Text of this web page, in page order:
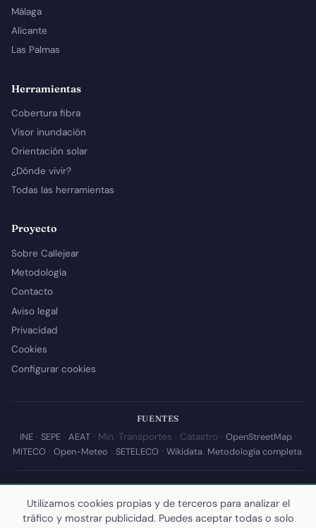
Málaga
Alicante
Las Palmas
Herramientas
Cobertura fibra
Visor inundación
Orientación solar
¿Dónde vivir?
Todas las herramientas
Proyecto
Sobre Callejear
Metodología
Contacto
Aviso legal
Privacidad
Cookies
Configurar cookies
FUENTES
INE· SEPE· AEAT· Min. Transportes · Catastro · OpenStreetMap·
MITECO· Open-Meteo · SETELECO· Wikidata. Metodología completa.
© 2026 Callejear.com — Directorio municipal de España con datos
abiertos. Desarrollado y mantenido porYoel Castaño.
Utilizamos cookies propias y de terceros para analizar el
tráfico y mostrar publicidad. Puedes aceptar todas o solo